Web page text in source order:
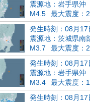
震源地：岩手県沖
M4.5
最大震度：2
発生時刻：08月
震源地：茨城県南
M3.7
最大震度：2
発生時刻：08月
震源地：岩手県沖
M3.4
最大震度：1
発生時刻：08月